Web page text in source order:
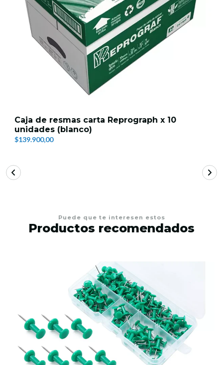
Caja de resmas carta Reprograph x 10
unidades (blanco)
$139.900,00
Puede que te interesen estos
Productos recomendados